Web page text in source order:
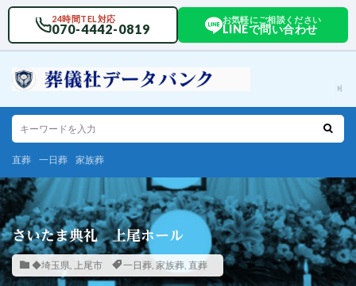
24時間TEL対応
070-4442-0819
お気軽にご相談ください
LINEで問い合わせ
直葬 一日葬 家族葬
さいたま典礼 上尾ホール
◆埼玉県, 上尾市 一日葬, 家族葬, 直葬